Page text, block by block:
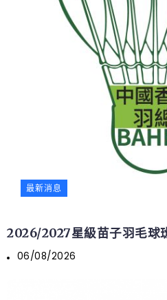
最新消息
2026/2027星級苗子羽毛
06/08/2026